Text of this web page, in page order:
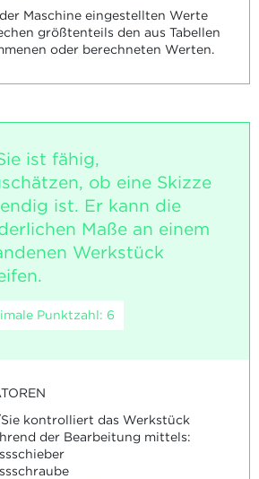
Maschine eingestellten Werte
größtenteils den aus Tabellen
oder berechneten Werten.
ist fähig,
ob eine Skizze
ist. Er kann die
Maße an einem
Werkstück
Punktzahl: 6
kontrolliert das Werkstück
der Bearbeitung mittels: